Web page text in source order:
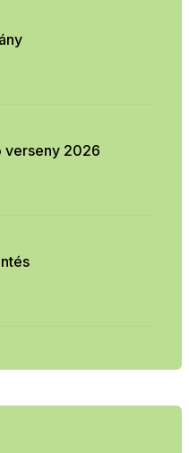
verseny 2026